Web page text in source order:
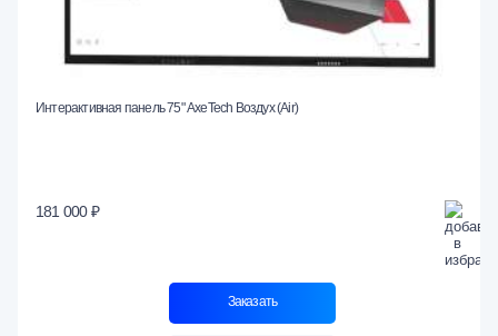
Интерактивная панель 75" AxeTech Воздух (Air)
181 000 ₽
Заказать